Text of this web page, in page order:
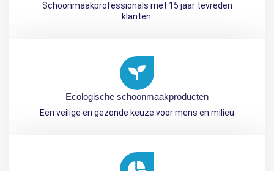
Schoonmaakprofessionals met 15 jaar tevreden
klanten.
Ecologische schoonmaakproducten
Een veilige en gezonde keuze voor mens en milieu